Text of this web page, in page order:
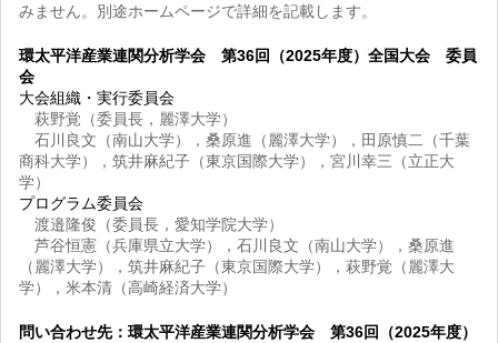
みません。別途ホームページで詳細を記載します。
環太平洋産業連関分析学会 第36回（2025年度）全国大会 委員
会
大会組織・実行委員会
萩野覚（委員長，麗澤大学）
石川良文（南山大学），桑原進（麗澤大学），田原慎二（千葉
商科大学），筑井麻紀子（東京国際大学），宮川幸三（立正大
学）
プログラム委員会
渡邉隆俊（委員長，愛知学院大学）
芦谷恒憲（兵庫県立大学），石川良文（南山大学），桑原進
（麗澤大学），筑井麻紀子（東京国際大学），萩野覚（麗澤大
学），米本清（高崎経済大学）
問い合わせ先：環太平洋産業連関分析学会 第36回（2025年度）